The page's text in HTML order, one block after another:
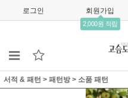
로그인 회원가입
2,000원 적립
서적 & 패턴 > 패턴방> 소품 패턴